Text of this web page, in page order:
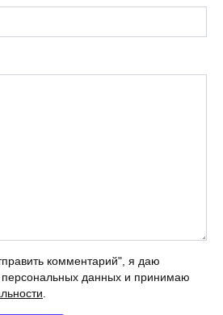
комментарий", я даю
персональных данных и принимаю
.